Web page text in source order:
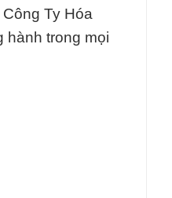
Ty Hóa
hành trong mọi